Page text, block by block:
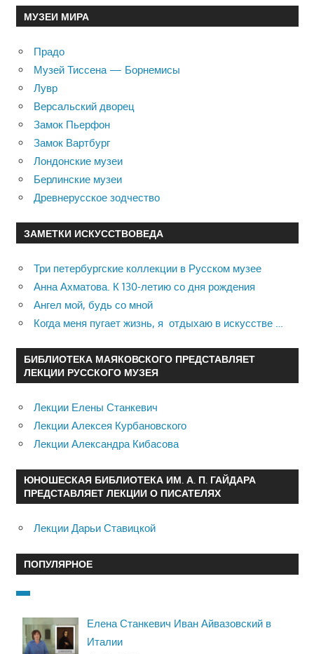
МУЗЕИ МИРА
Прадо
Музей Тиссена — Борнемисы
Лувр
Версальский дворец
Замок Пьерфон
Замок Вартбург
Лондонские музеи
Берлинские музеи
Древнерусское зодчество
ЗАМЕТКИ ИСКУССТВОВЕДА
Три петербургские коллекции в Русском музее
Анна Ахматова. К 130-летию со дня рождения
Ангел мой, будь со мной
Когда меня пугает жизнь, я отдыхаю в искусстве …
БИБЛИОТЕКА МАЯКОВСКОГО ПРЕДСТАВЛЯЕТ
ЛЕКЦИИ РУССКОГО МУЗЕЯ
Лекции Елены Станкевич
Лекции Алексея Курбановского
Лекции Александра Кибасова
ЮНОШЕСКАЯ БИБЛИОТЕКА ИМ. А. П. ГАЙДАРА
ПРЕДСТАВЛЯЕТ ЛЕКЦИИ О ПИСАТЕЛЯХ
Лекции Дарьи Ставицкой
ПОПУЛЯРНОЕ
Елена Станкевич Иван Айвазовский в
Италии